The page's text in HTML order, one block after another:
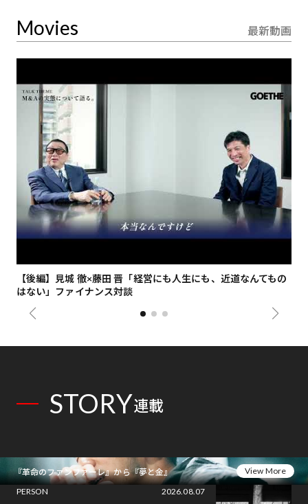
Movies 最新動画
【後編】見城 徹×藤田 晋「経営にも人生にも、近道なんてもの
はない」ファイナンス対談
STORY連載
『革命のファンファーレ』から『夢と金』
View More
PERSON
2026.08.07